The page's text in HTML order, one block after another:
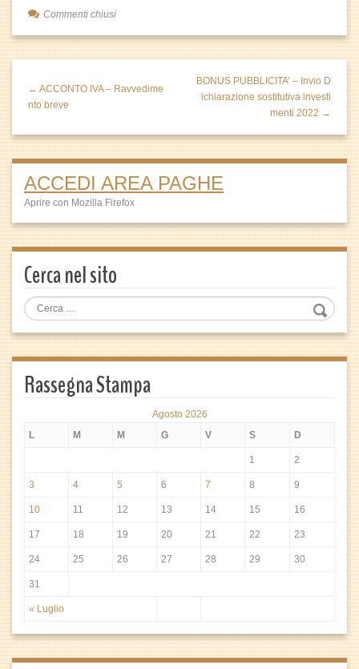
Commenti chiusi
← ACCONTO IVA – Ravvedime
nto breve
BONUS PUBBLICITA’ – Invio D
ichiarazione sostitutiva investi
menti 2022 →
ACCEDI AREA PAGHE
Aprire con Mozilla Firefox
Cerca nel sito
Rassegna Stampa
Agosto 2026
L
M M G V S D
« Luglio
1 2
3 4 5 6 7 8 9
10 11 12 13 14 15 16
17 18 19 20 21 22 23
24 25 26 27 28 29 30
31